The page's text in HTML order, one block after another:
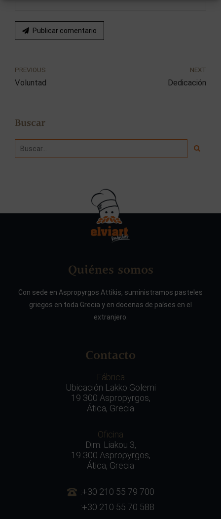
Publicar comentario
PREVIOUS
Voluntad
NEXT
Dedicación
Buscar
Quiénes somos
Con sede en Aspropyrgos Attikis, suministramos pasteles
griegos en toda Grecia y en docenas de países en el
extranjero.
Contacto
Fábrica
Ubicación Lakko Golemi
19 300 Aspropyrgos,
Ática, Grecia
Oficina
Dim. Liakou 3,
19 300 Aspropyrgos,
Ática, Grecia
:+30 210 55 79 700
:+30 210 55 70 588